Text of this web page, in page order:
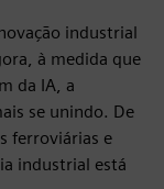
industrial
à medida que
da IA, a
se unindo. De
ferroviárias e
industrial está